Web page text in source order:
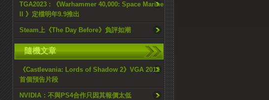
TGA2023 : 《Warhammer 40,000: Space Marine
II 》定檔明年9.9推出
Steam上《The Day Before》負評如潮
隨機文章
《Castlevania: Lords of Shadow 2》VGA 2012
首個預告片段
NVIDIA：不與PS4合作只因其報價太低